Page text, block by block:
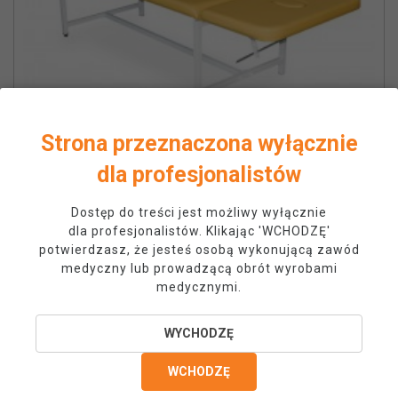
Kozetka lekarska RIVA
Cena
1 238,60 zł
Normalna cena
1 276,00 zł
-100,00 zł
Strona przeznaczona wyłącznie
dla profesjonalistów
Dostęp do treści jest możliwy wyłącznie
dla profesjonalistów. Klikając 'WCHODZĘ'
potwierdzasz, że jesteś osobą wykonującą zawód
medyczny lub prowadzącą obrót wyrobami
medycznymi.
WYCHODZĘ
WCHODZĘ